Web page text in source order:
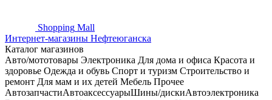
Shopping Mall
Интернет-магазины Нефтеюганска
Каталог магазинов
Авто/мототовары Электроника Для дома и офиса Красота и
здоровье Одежда и обувь Спорт и туризм Строительство и
ремонт Для мам и их детей Мебель Прочее
АвтозапчастиАвтоаксессуарыШины/дискиАвтоэлектроника